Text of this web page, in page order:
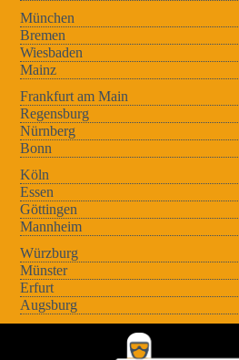
München
Bremen
Wiesbaden
Mainz
Frankfurt am Main
Regensburg
Nürnberg
Bonn
Köln
Essen
Göttingen
Mannheim
Würzburg
Münster
Erfurt
Augsburg